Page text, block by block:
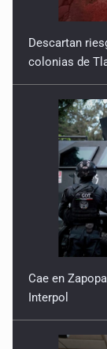
13 de julio
9 de Julio
Lo que quedó
8 de Julio
Hombre es
feminicidio de
7 de Julio
A ver cuántos
Descartan
colonias de
Cae en
Interpol